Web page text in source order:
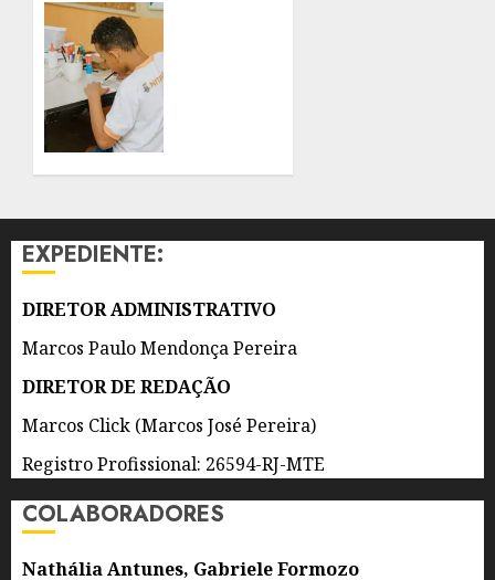
AGOSTO
8 DE
AGOSTO
DE 2026
0
EXPEDIENTE:
DIRETOR ADMINISTRATIVO
Marcos Paulo Mendonça Pereira
DIRETOR DE REDAÇÃO
Marcos Click (Marcos José Pereira)
Registro Profissional: 26594-RJ-MTE
COLABORADORES
Nathália Antunes, Gabriele Formozo